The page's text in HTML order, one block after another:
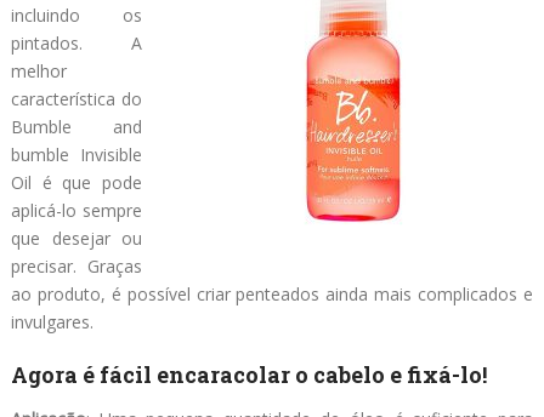
incluindo os
pintados. A
melhor
característica do
Bumble and
bumble Invisible
Oil é que pode
aplicá-lo sempre
que desejar ou
precisar. Graças
ao produto, é possível criar penteados ainda mais complicados e
invulgares.
Agora é fácil encaracolar o cabelo e fixá-lo!